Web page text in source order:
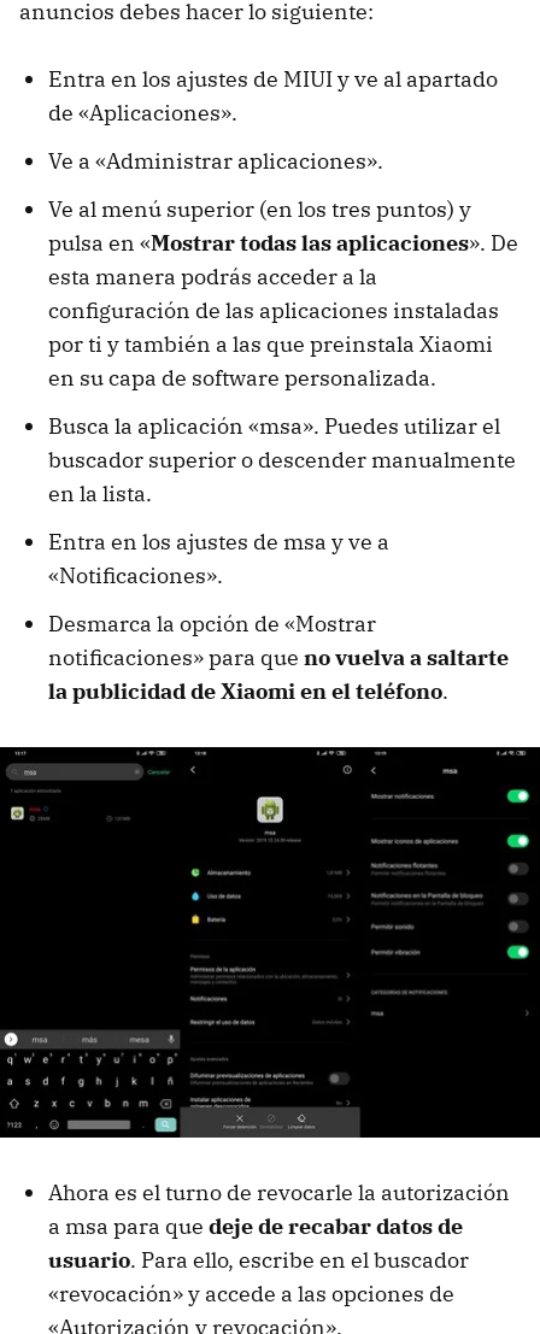
anuncios debes hacer lo siguiente:
Entra en los ajustes de MIUI y ve al apartado
de «Aplicaciones».
Ve a «Administrar aplicaciones».
Ve al menú superior (en los tres puntos) y
pulsa en «Mostrar todas las aplicaciones». De
esta manera podrás acceder a la
configuración de las aplicaciones instaladas
por ti y también a las que preinstala Xiaomi
en su capa de software personalizada.
Busca la aplicación «msa». Puedes utilizar el
buscador superior o descender manualmente
en la lista.
Entra en los ajustes de msa y ve a
«Notificaciones».
Desmarca la opción de «Mostrar
notificaciones» para que no vuelva a saltarte
la publicidad de Xiaomi en el teléfono.
Ahora es el turno de revocarle la autorización
a msa para que deje de recabar datos de
usuario. Para ello, escribe en el buscador
«revocación» y accede a las opciones de
«Autorización y revocación».